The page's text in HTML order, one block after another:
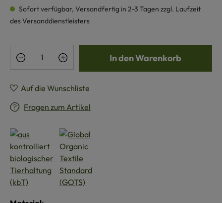
Sofort verfügbar, Versandfertig in 2-3 Tagen zzgl. Laufzeit
des Versanddienstleisters
Produkt Anzahl: Gib den gewünschten
In den Warenkorb
Auf die Wunschliste
Fragen zum Artikel